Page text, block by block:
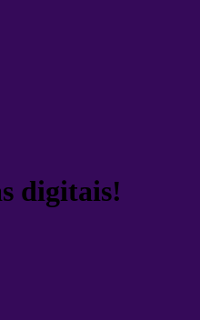
digitais!